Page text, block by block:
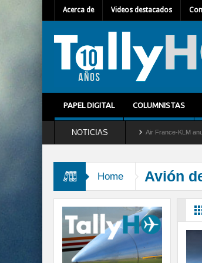
Acerca de Videos destacados
PAPEL DIGITAL COLUMNISTAS
NOTICIAS
del servicio al C-2 Greyhound Air France-KLM anuncia a
Home Avión